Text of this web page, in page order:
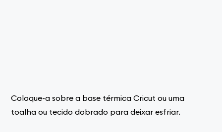
Coloque-a sobre a base térmica Cricut ou uma
toalha ou tecido dobrado para deixar esfriar.